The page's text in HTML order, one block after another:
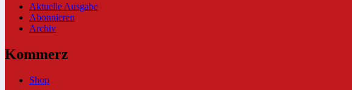
Aktuelle Ausgabe
Abonnieren
Archiv
Kommerz
Shop